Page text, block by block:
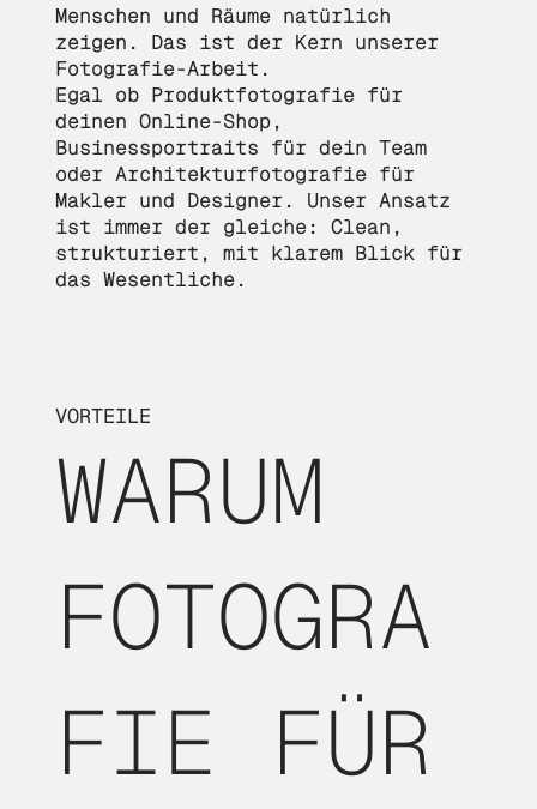
Menschen und Räume natürlich
zeigen. Das ist der Kern unserer
Fotografie-Arbeit.
Egal ob Produktfotografie für
deinen Online-Shop,
Businessportraits für dein Team
oder Architekturfotografie für
Makler und Designer. Unser Ansatz
ist immer der gleiche: Clean,
strukturiert, mit klarem Blick für
das Wesentliche.
VORTEILE
WARUM
FOTOGRA
FIE FÜR